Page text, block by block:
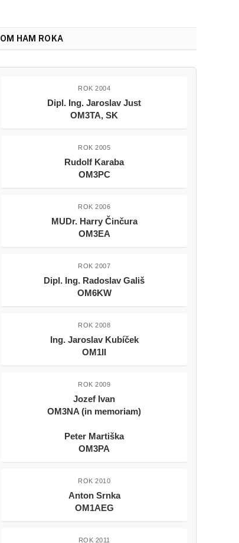
OM HAM ROKA
ROK 2004
Dipl. Ing. Jaroslav Just
OM3TA, SK
ROK 2005
Rudolf Karaba
OM3PC
ROK 2006
MUDr. Harry Činčura
OM3EA
ROK 2007
Dipl. Ing. Radoslav Gališ
OM6KW
ROK 2008
Ing. Jaroslav Kubíček
OM1II
ROK 2009
Jozef Ivan
OM3NA (in memoriam)
Peter Martiška
OM3PA
ROK 2010
Anton Srnka
OM1AEG
ROK 2011